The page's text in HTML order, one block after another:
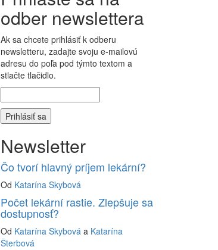
odber newslettera
Ak sa chcete prihlásiť k odberu
newsletteru, zadajte svoju e-mailovú
adresu do poľa pod týmto textom a
stlačte tlačidlo.
Newsletter
Čo tvorí hlavný príjem lekární?
Od Katarína Skybová
Počet lekární rastie. Zlepšuje sa
dostupnosť?
Od Katarína Skybová a Katarína
Šterbová